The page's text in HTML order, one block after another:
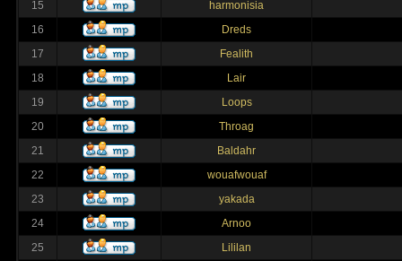
15
harmonisia
16
Dreds
17
Fealith
18
Lair
19
Loops
20
Throag
21
Baldahr
22
wouafwouaf
23
yakada
24
Arnoo
25
Lililan